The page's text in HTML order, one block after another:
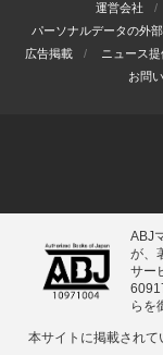
運営会社
パーソナルデータの外
広告掲載
ニュース
お問
ABJ
が、
サー
らを
本サイトに掲載され